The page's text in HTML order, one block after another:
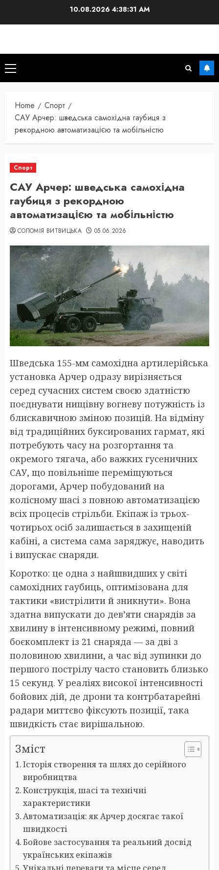
10.08.2026 4:38:32 AM
Primary
Menu
Home
Спорт
САУ Арчер: шведська самохідна гаубиця з
рекордною автоматизацією та мобільністю
Спорт
САУ Арчер: шведська самохідна
гаубиця з рекордною
автоматизацією та мобільністю
СОЛОМІЯ ВИТВИЦЬКА 05.06.2026
Шведська 155-мм самохідна артилерійська
установка Арчер одразу вирізняється
серед сучасних систем своєю здатністю
поєднувати нищівну вогневу потужність із
блискавичною зміною позицій. На відміну
від традиційних буксированих гармат, які
потребують часу на розгортання та
окремого тягача, або важких гусеничних
САУ, що повільніше переміщуються
дорогами, Арчер побудований на
колісному шасі з повною автоматизацією
всіх процесів стрільби. Екіпаж із трьох-
чотирьох осіб залишається в захищеній
кабіні, а система сама заряджує, наводить
і випускає снаряди.
Коротко: це одна з найшвидших у світі
самохідних гаубиць, оптимізована для
тактики «вистрілити й зникнути». Вона
здатна випускати до дев’яти снарядів за
хвилину в інтенсивному режимі, повний
боєкомплект із 21 снаряда — за дві з
половиною хвилини, а час від зупинки до
першого пострілу часто становить близько
15 секунд. У реаліях високої інтенсивності
бойових дій, де дрони та контрбатарейні
радари миттєво фіксують позиції, така
швидкість стає вирішальною.
Зміст
Історія створення та шлях до серійного
виробництва
Конструкція, шасі та технічні
характеристики
Автоматизація: як Арчер досягає такої
швидкості
Бойове застосування та реальний досвід
українських екіпажів